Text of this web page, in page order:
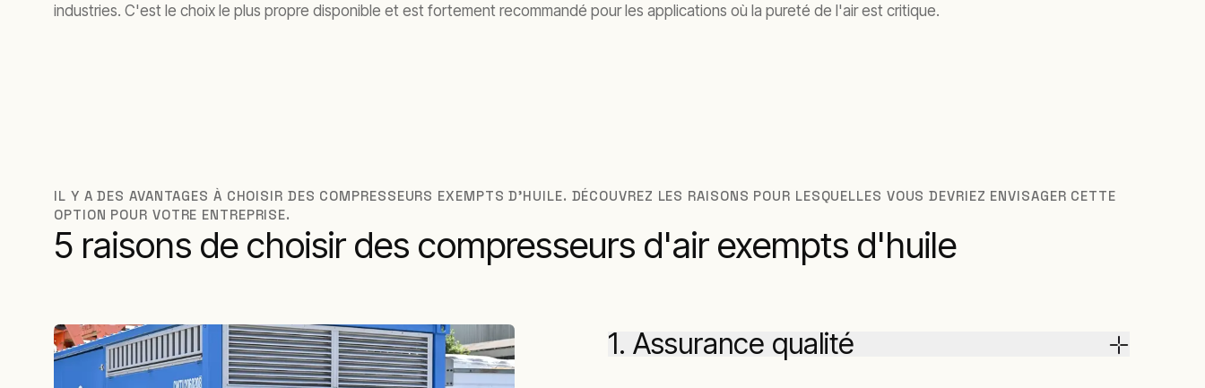
industries. C'est le choix le plus propre disponible et est fortement recommandé pour les applications où la pureté de l'air est critique.
IL Y A DES AVANTAGES À CHOISIR DES COMPRESSEURS EXEMPTS D'HUILE. DÉCOUVREZ LES RAISONS POUR LESQUELLES VOUS DEVRIEZ ENVISAGER CETTE
OPTION POUR VOTRE ENTREPRISE.
5 raisons de choisir des compresseurs d'air exempts d'huile
1. Assurance qualité